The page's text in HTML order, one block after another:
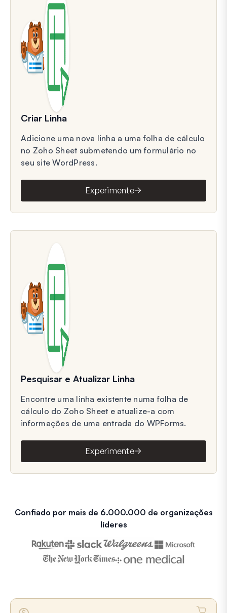
Criar Linha
Adicione uma nova linha a uma folha de cálculo
no Zoho Sheet submetendo um formulário no
seu site WordPress.
Experimente
Pesquisar e Atualizar Linha
Encontre uma linha existente numa folha de
cálculo do Zoho Sheet e atualize-a com
informações de uma entrada do WPForms.
Experimente
Confiado por mais de 6.000.000 de organizações
líderes